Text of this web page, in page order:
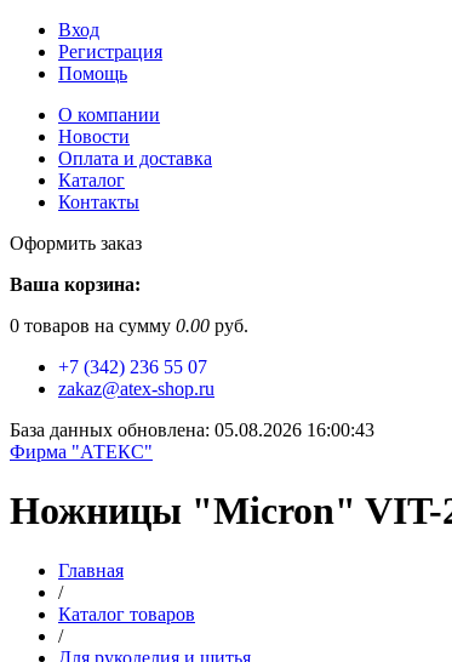
Вход
Регистрация
Помощь
О компании
Новости
Оплата и доставка
Каталог
Контакты
Оформить заказ
Ваша корзина:
0 товаров на сумму 0.00 руб.
+7 (342) 236 55 07
zakaz@atex-shop.ru
База данных обновлена: 05.08.2026 16:00:43
Фирма "АТЕКС"
Ножницы "Micron" VIT-
Главная
/
Каталог товаров
/
Для рукоделия и шитья